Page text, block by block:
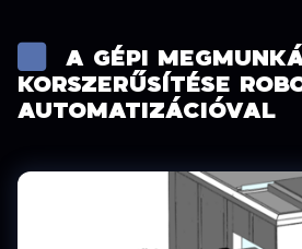
A GÉPI
KORSZERŰSÍTÉSE
AUTOMATIZÁCIÓVAL